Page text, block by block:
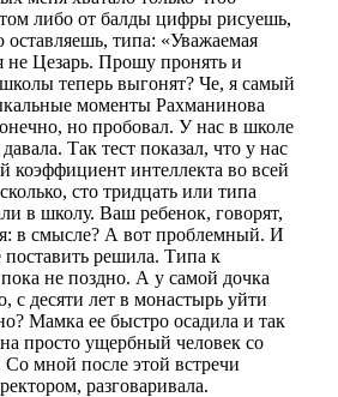
либо от балды цифры рисуешь,
типа: «Уважаемая
не Цезарь. Прошу пронять и
теперь выгонят? Че, я самый
моменты Рахманинова
но пробовал. У нас в школе
Так тест показал, что у нас
интеллекта во всей
сто тридцать или типа
в школу. Ваш ребенок, говорят,
в смысле? А вот проблемный. И
поставить решила. Типа к
не поздно. А у самой дочка
с десяти лет в монастырь уйти
Мамка ее быстро осадила и так
просто ущербный человек со
мной после этой встречи
разговаривала.